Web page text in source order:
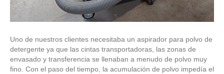
Uno de nuestros clientes necesitaba un aspirador para polvo de
detergente ya que las cintas transportadoras, las zonas de
envasado y transferencia se llenaban a menudo de polvo muy
fino. Con el paso del tiempo, la acumulación de polvo impedía el